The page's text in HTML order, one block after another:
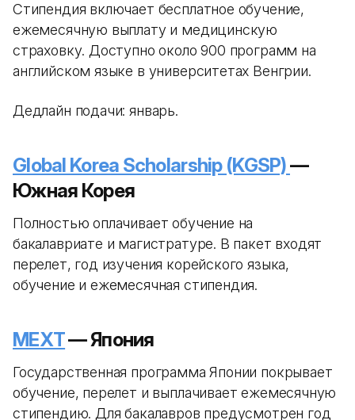
Стипендия включает бесплатное обучение,
ежемесячную выплату и медицинскую
страховку. Доступно около 900 программ на
английском языке в университетах Венгрии.
Дедлайн подачи: январь.
Global Korea Scholarship (KGSP)—
Южная Корея
Полностью оплачивает обучение на
бакалавриате и магистратуре. В пакет входят
перелет, год изучения корейского языка,
обучение и ежемесячная стипендия.
MEXT— Япония
Государственная программа Японии покрывает
обучение, перелет и выплачивает ежемесячную
стипендию. Для бакалавров предусмотрен год